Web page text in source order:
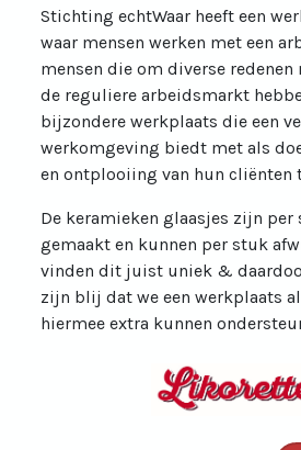
Stichting echtWaar heeft een
waar mensen werken met een
mensen die om diverse redenen
de reguliere arbeidsmarkt
bijzondere werkplaats die een
werkomgeving biedt met als
en ontplooiing van hun cliënten
De keramieken glaasjes zijn per
gemaakt en kunnen per stuk
vinden dit juist uniek &
zijn blij dat we een werkplaats
hiermee extra kunnen